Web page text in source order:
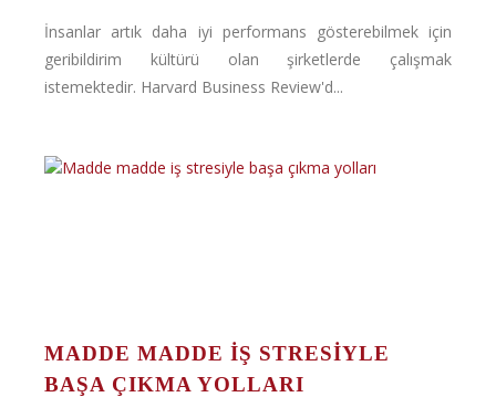
İnsanlar artık daha iyi performans gösterebilmek için
geribildirim kültürü olan şirketlerde çalışmak
istemektedir. Harvard Business Review'd...
MADDE MADDE IŞ STRESIYLE
BAŞA ÇIKMA YOLLARI